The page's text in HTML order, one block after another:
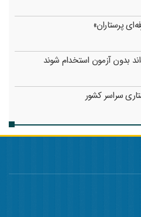
پرستاران»
بدون آزمون استخدام شوند
سراسر کشور